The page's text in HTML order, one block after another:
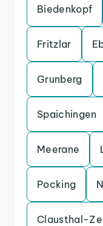
Biedenkopf
Fritzlar
Grunberg
Spaichingen
Meerane
Pocking
Clausthal-